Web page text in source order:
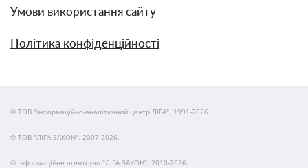
Умови використання сайту
Політика конфіденційності
© ТОВ "інформаційно-аналітичний центр ЛІГА", 1991-2026.
© ТОВ "ЛІГА ЗАКОН", 2007-2026.
© Інформаційне агентство "ЛІГА:ЗАКОН", 2010-2026.